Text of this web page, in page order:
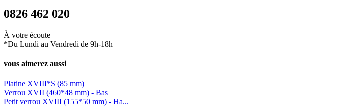
0826 462 020
À votre écoute
*Du Lundi au Vendredi de 9h-18h
vous aimerez aussi
Platine XVIII*S (85 mm)
Verrou XVII (460*48 mm) - Bas
Petit verrou XVIII (155*50 mm) - Ha...